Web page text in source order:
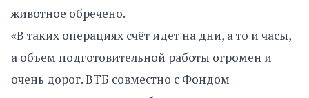
животное обречено.
«В таких операциях счёт идет на дни, а то и часы,
а объем подготовительной работы огромен и
очень дорог. ВТБ совместно с Фондом